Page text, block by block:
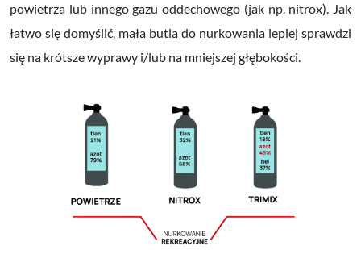
powietrza lub innego gazu oddechowego (jak np. nitrox). Jak
łatwo się domyślić, mała butla do nurkowania lepiej sprawdzi
się na krótsze wyprawy i/lub na mniejszej głębokości.